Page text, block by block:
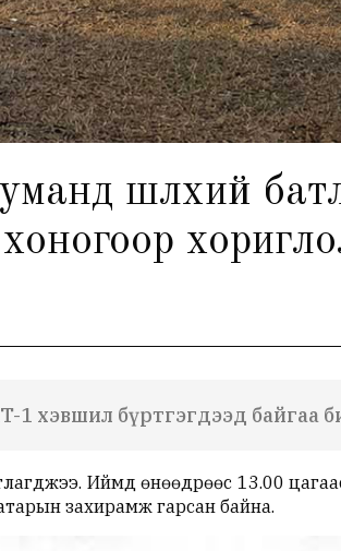
шүлхий
1 хэвшил бүртгэгдээд байгаа
Иймд өнөөдрөөс 13.00
захирамж гарсан байна.